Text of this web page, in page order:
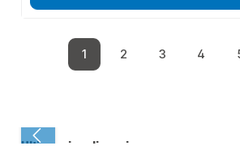
Pagina
1
Pagina
2
Pagina
3
Pagina
4
Ultima visualizzazione: